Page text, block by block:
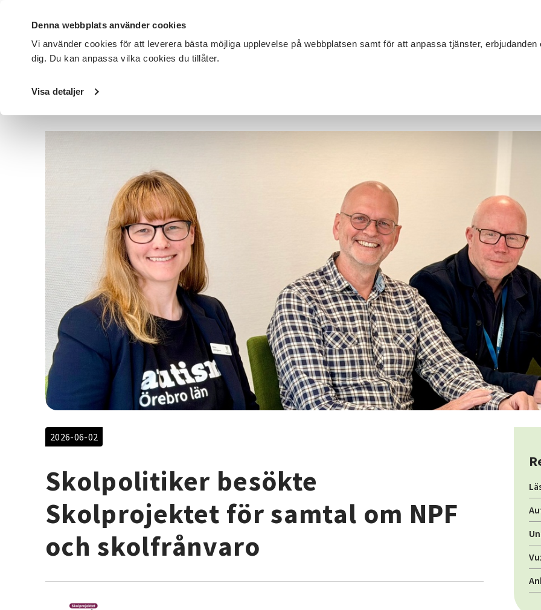
Denna webbplats använder cookies
Vi använder cookies för att leverera bästa möjliga upplevelse på webbplatsen samt för att anpassa tjänster, erbjudanden
dig. Du kan anpassa vilka cookies du tillåter.
Visa detaljer
DET HÄR GÖR VI FÖR DIG SOM SÖK KURSER OCH EVENEMANG
Startsida / Avdelningar
2026-06-02
Skolpolitiker besökte
Skolprojektet för samtal om NPF
och skolfrånvaro